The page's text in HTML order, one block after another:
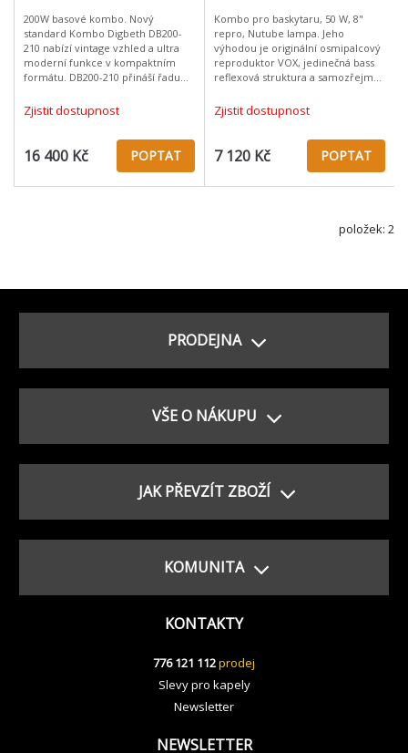
200W basové kombo. Nový
standard Kombo Digbeth DB200-
210 nabízí vintage vzhled a ultra
moderní funkce v kompaktním
formátu. DB200-210 přináší řadu
dosud nebyly k dispozici, ve velmi
kompaktn
Zjistit dostupnost
16 400 Kč POPTAT
Kombo pro baskytaru, 50 W, 8"
repro, Nutube lampa. Jeho
výhodou je originální osmipalcový
reproduktor VOX, jedinečná bass
reflexová struktura a samozřejmě
funkcí je čtyřpásmový EQ pro deta
Zjistit dostupnost
7 120 Kč POPTAT
položek: 2
PRODEJNA
VŠE O NÁKUPU
JAK PŘEVZÍT ZBOŽÍ
KOMUNITA
KONTAKTY
776 121 112prodej
Slevy pro kapely
Newsletter
NEWSLETTER